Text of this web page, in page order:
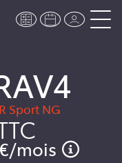
Sport NG
/mois